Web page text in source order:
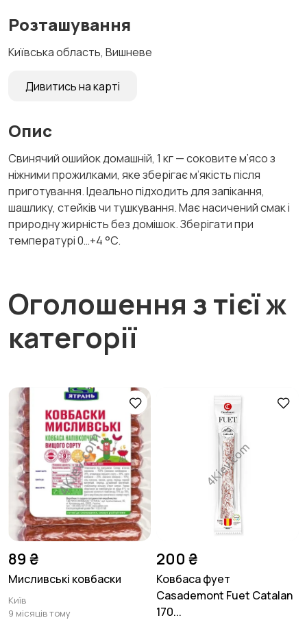
Розташування
Київська область, Вишневе
Дивитись на карті
Опис
Свинячий ошийок домашній, 1 кг — соковите м’ясо з
ніжними прожилками, яке зберігає м’якість після
приготування. Ідеально підходить для запікання,
шашлику, стейків чи тушкування. Має насичений смак і
природну жирність без домішок. Зберігати при
температурі 0…+4 °C.
Оголошення з тієї ж
категорії
89 ₴
Мисливські ковбаски
Київ
9 місяців тому
200 ₴
Ковбаса фует
Casademont Fuet Catalan
170...